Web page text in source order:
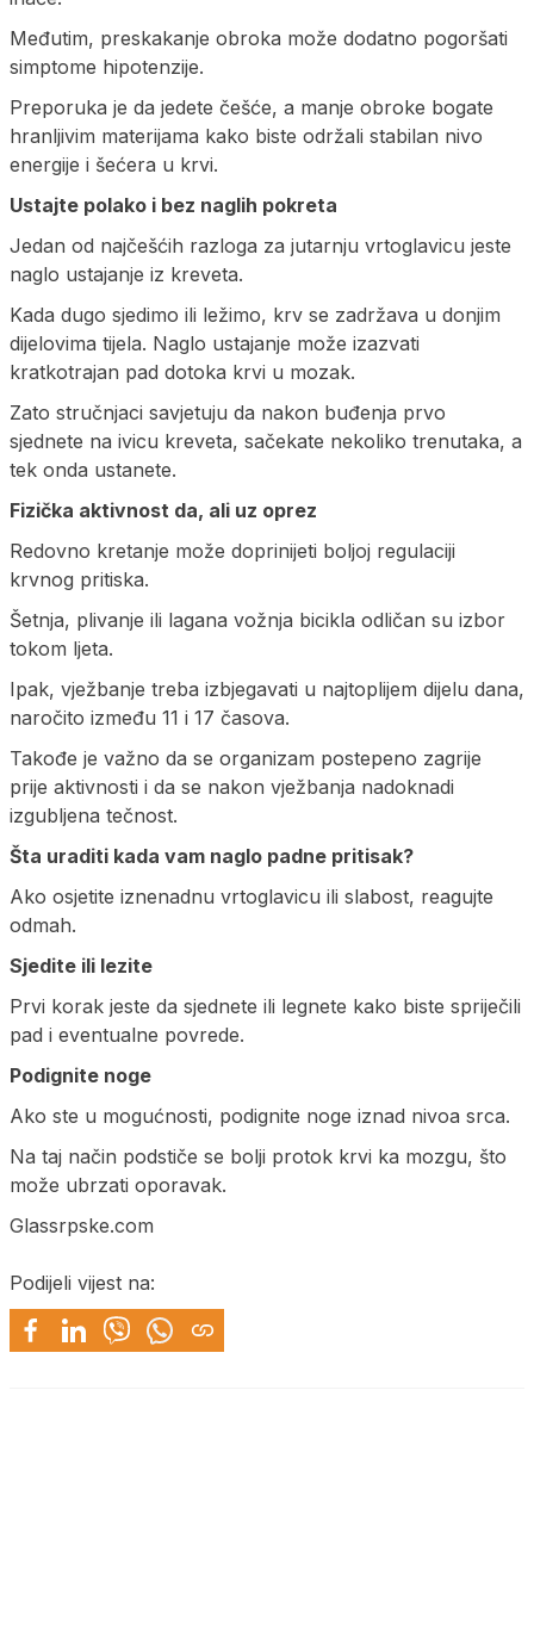
Međutim, preskakanje obroka može dodatno pogoršati
simptome hipotenzije.
Preporuka je da jedete češće, a manje obroke bogate
hranljivim materijama kako biste održali stabilan nivo
energije i šećera u krvi.
Ustajte polako i bez naglih pokreta
Jedan od najčešćih razloga za jutarnju vrtoglavicu jeste
naglo ustajanje iz kreveta.
Kada dugo sjedimo ili ležimo, krv se zadržava u donjim
dijelovima tijela. Naglo ustajanje može izazvati
kratkotrajan pad dotoka krvi u mozak.
Zato stručnjaci savjetuju da nakon buđenja prvo
sjednete na ivicu kreveta, sačekate nekoliko trenutaka, a
tek onda ustanete.
Fizička aktivnost da, ali uz oprez
Redovno kretanje može doprinijeti boljoj regulaciji
krvnog pritiska.
Šetnja, plivanje ili lagana vožnja bicikla odličan su izbor
tokom ljeta.
Ipak, vježbanje treba izbjegavati u najtoplijem dijelu dana,
naročito između 11 i 17 časova.
Takođe je važno da se organizam postepeno zagrije
prije aktivnosti i da se nakon vježbanja nadoknadi
izgubljena tečnost.
Šta uraditi kada vam naglo padne pritisak?
Ako osjetite iznenadnu vrtoglavicu ili slabost, reagujte
odmah.
Sjedite ili lezite
Prvi korak jeste da sjednete ili legnete kako biste spriječili
pad i eventualne povrede.
Podignite noge
Ako ste u mogućnosti, podignite noge iznad nivoa srca.
Na taj način podstiče se bolji protok krvi ka mozgu, što
može ubrzati oporavak.
Glassrpske.com
Podijeli vijest na: